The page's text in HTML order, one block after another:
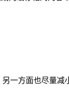
一方面也尽量